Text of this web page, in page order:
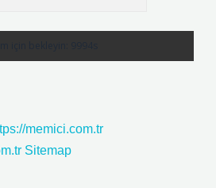
memici.com.tr
Sitemap